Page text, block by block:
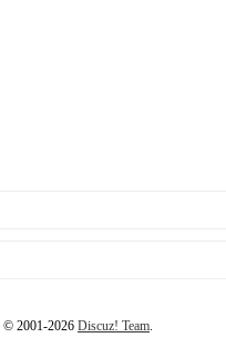
© 2001-2026 Discuz! Team.